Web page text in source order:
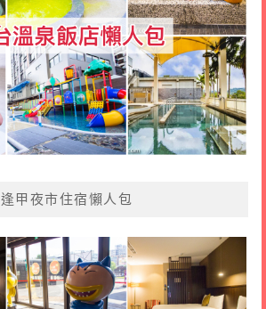
逢甲夜市住宿懶人包